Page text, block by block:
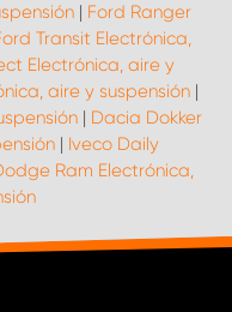
| Ford Ranger
Transit Electrónica,
Electrónica, aire y
aire y suspensión|
| Dacia Dokker
| Iveco Daily
Ram Electrónica,